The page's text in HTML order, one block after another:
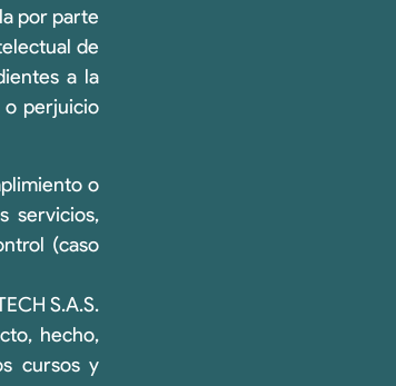
por parte
de
a la
o perjuicio
o
servicios,
(caso
S.A.S.
hecho,
cursos y